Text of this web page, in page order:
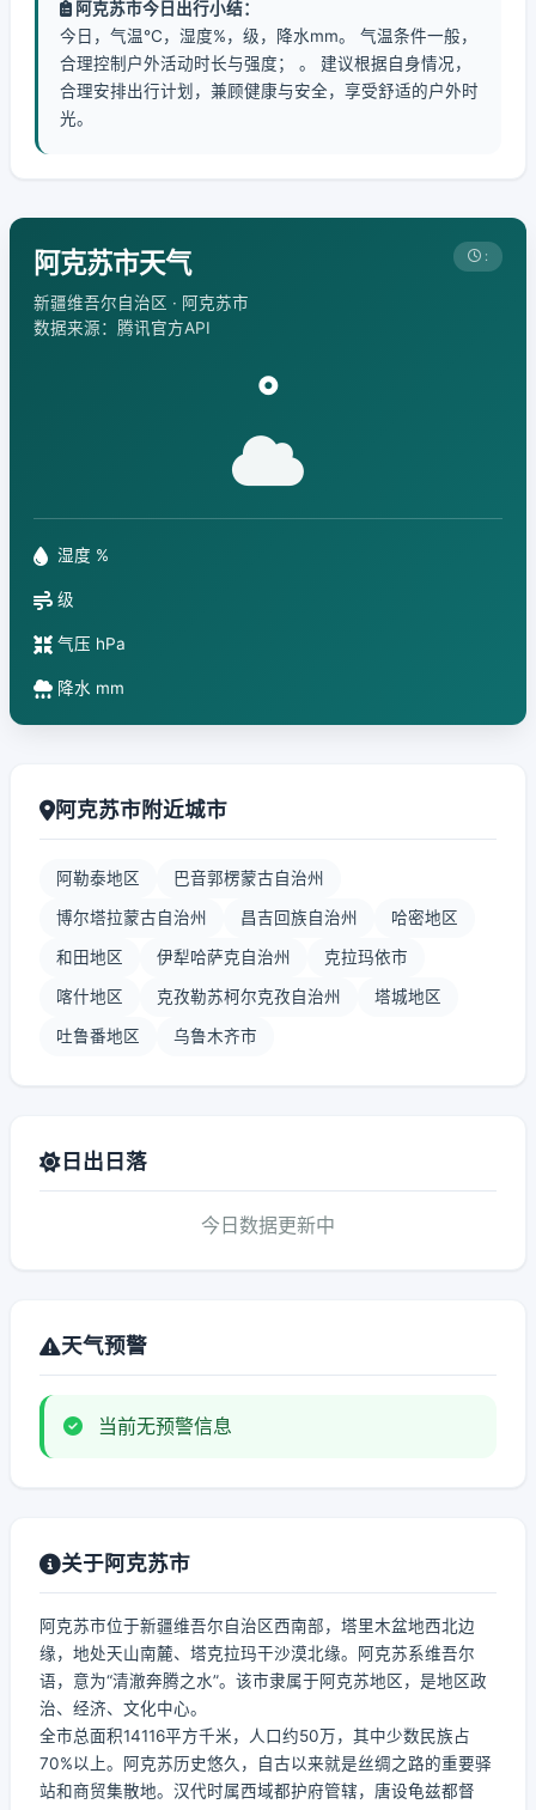
阿克苏市今日出行小结：
今日，气温℃，湿度%，级，降水mm。 气温条件一般，
合理控制户外活动时长与强度； 。 建议根据自身情况，
合理安排出行计划，兼顾健康与安全，享受舒适的户外时
光。
阿克苏市天气
新疆维吾尔自治区 · 阿克苏市
数据来源：腾讯官方API
:
°
湿度 %
级
气压 hPa
降水 mm
阿克苏市附近城市
阿勒泰地区 巴音郭楞蒙古自治州
博尔塔拉蒙古自治州 昌吉回族自治州 哈密地区
和田地区 伊犁哈萨克自治州 克拉玛依市
喀什地区 克孜勒苏柯尔克孜自治州 塔城地区
吐鲁番地区 乌鲁木齐市
日出日落
今日数据更新中
天气预警
当前无预警信息
关于阿克苏市
阿克苏市位于新疆维吾尔自治区西南部，塔里木盆地西北边
缘，地处天山南麓、塔克拉玛干沙漠北缘。阿克苏系维吾尔
语，意为“清澈奔腾之水”。该市隶属于阿克苏地区，是地区政
治、经济、文化中心。
全市总面积14116平方千米，人口约50万，其中少数民族占
70%以上。阿克苏历史悠久，自古以来就是丝绸之路的重要驿
站和商贸集散地。汉代时属西域都护府管辖，唐设龟兹都督